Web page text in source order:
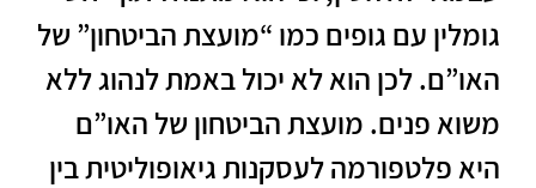
גומלין עם גופים כמו “מועצת הביטחון” של
האו”ם. לכן הוא לא יכול באמת לנהוג ללא
משוא פנים. מועצת הביטחון של האו”ם
היא פלטפורמה לעסקנות גיאופוליטית בין